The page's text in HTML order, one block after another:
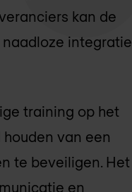
kan de
integratie
training op het
van een
te beveiligen. Het
en